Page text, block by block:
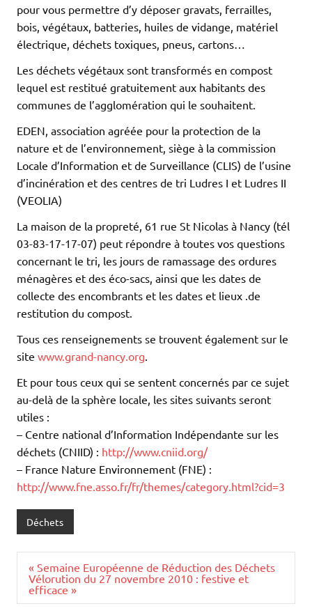
pour vous permettre d’y déposer gravats, ferrailles,
bois, végétaux, batteries, huiles de vidange, matériel
électrique, déchets toxiques, pneus, cartons…
Les déchets végétaux sont transformés en compost
lequel est restitué gratuitement aux habitants des
communes de l’agglomération qui le souhaitent.
EDEN, association agréée pour la protection de la
nature et de l’environnement, siège à la commission
Locale d’Information et de Surveillance (CLIS) de l’usine
d’incinération et des centres de tri Ludres I et Ludres II
(VEOLIA)
La maison de la propreté, 61 rue St Nicolas à Nancy (tél
03-83-17-17-07) peut répondre à toutes vos questions
concernant le tri, les jours de ramassage des ordures
ménagères et des éco-sacs, ainsi que les dates de
collecte des encombrants et les dates et lieux .de
restitution du compost.
Tous ces renseignements se trouvent également sur le
site www.grand-nancy.org.
Et pour tous ceux qui se sentent concernés par ce sujet
au-delà de la sphère locale, les sites suivants seront
utiles :
– Centre national d’Information Indépendante sur les
déchets (CNIID) : http://www.cniid.org/
– France Nature Environnement (FNE) :
http://www.fne.asso.fr/fr/themes/category.html?cid=3
Déchets
Navigation
de
l’article
« Semaine Européenne de Réduction des Déchets
Vélorution du 27 novembre 2010 : festive et
efficace »